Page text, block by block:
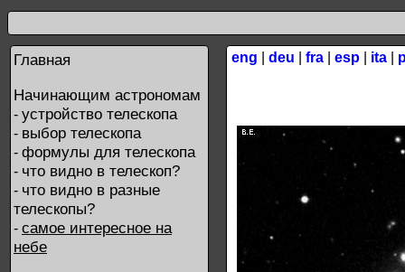
Главная
Начинающим астрономам
- устройство телескопа
- выбор телескопа
- формулы для телескопа
- что видно в телескоп?
- что видно в разные
телескопы?
- самое интересное на
небе
eng deu fra esp ita